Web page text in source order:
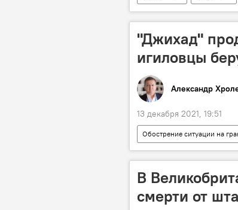
"Джихад"
игиловцы
Александр
13 декабря 2021, 19:51
Обострение ситуации на
Исламское государство
В
смерти от